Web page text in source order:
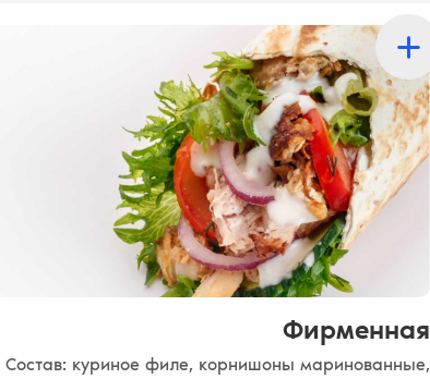
Фирменная
Состав: куриное филе, корнишоны маринованные,